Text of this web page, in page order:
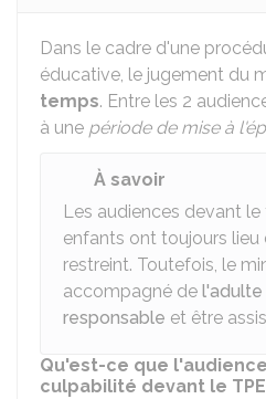
Dans le cadre d'une
éducative, le jugement du
temps. Entre les 2
à une période de mise à
À savoir
Les audiences devant
enfants ont toujours lieu
restreint. Toutefois, le
accompagné de l'adulte
responsable et être
Qu'est-ce que
culpabilité devant le TPE